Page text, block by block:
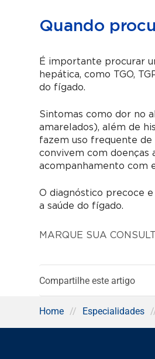
Quando
É importante procurar
hepática, como TGO,
do fígado.
Sintomas como dor no
amarelados), além de
fazem uso frequente
convivem com doenças
acompanhamento com
O diagnóstico precoce
a saúde do fígado.
MARQUE SUA
Compartilhe este artigo
Home // Especialidades